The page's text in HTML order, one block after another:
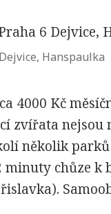
Hanspaulka
4000 Kč
zvířata nejsou
několik
chůze k